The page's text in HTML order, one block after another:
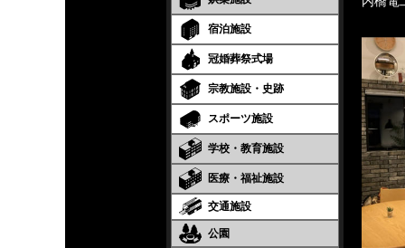
宿泊施設
冠婚葬祭式場
宗教施設・史跡
スポーツ施設
学校・教育施設
医療・福祉施設
交通施設
公園